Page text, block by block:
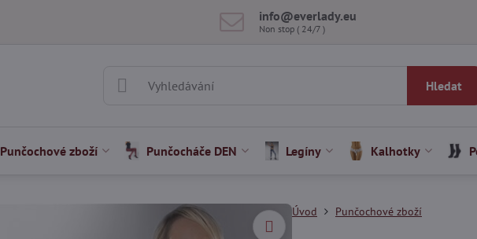
info​@everlady​.eu
Non stop ( 24/7 )
Hledat
Punčochové zboží Punčocháče DEN Legíny Kalhotky
Úvod Punčochové zboží